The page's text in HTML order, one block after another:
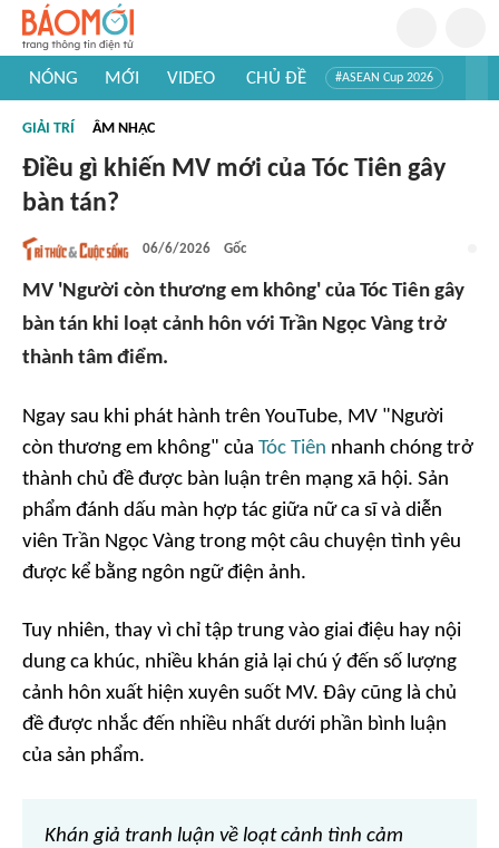
NÓNG MỚI VIDEO CHỦ ĐỀ #ASEAN Cup 2026
#Khám phá thế giới
GIẢI TRÍ ÂM NHẠC
Điều gì khiến MV mới của Tóc Tiên gây
bàn tán?
06/6/2026 Gốc
MV 'Người còn thương em không' của Tóc Tiên gây
bàn tán khi loạt cảnh hôn với Trần Ngọc Vàng trở
thành tâm điểm.
Ngay sau khi phát hành trên YouTube, MV "Người
còn thương em không" của Tóc Tiên nhanh chóng trở
thành chủ đề được bàn luận trên mạng xã hội. Sản
phẩm đánh dấu màn hợp tác giữa nữ ca sĩ và diễn
viên Trần Ngọc Vàng trong một câu chuyện tình yêu
được kể bằng ngôn ngữ điện ảnh.
Tuy nhiên, thay vì chỉ tập trung vào giai điệu hay nội
dung ca khúc, nhiều khán giả lại chú ý đến số lượng
cảnh hôn xuất hiện xuyên suốt MV. Đây cũng là chủ
đề được nhắc đến nhiều nhất dưới phần bình luận
của sản phẩm.
Khán giả tranh luận về loạt cảnh tình cảm